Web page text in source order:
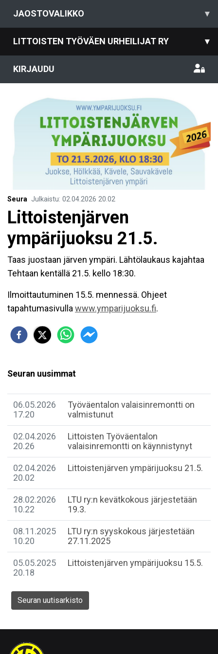
JAOSTOVALIKKO ▾
LITTOISTEN TYÖVÄEN URHEILIJAT RY ▾
KIRJAUDU
Seura Julkaistu: 02.04.2026 20.02
Littoistenjärven
ympärijuoksu 21.5.
Taas juostaan järven ympäri. Lähtölaukaus kajahtaa
Tehtaan kentällä 21.5. kello 18:30.
Ilmoittautuminen 15.5. mennessä. Ohjeet
tapahtumasivulla www.ymparijuoksu.fi.
Seuran uusimmat
06.05.2026
17.20
Työväentalon valaisinremontti on
valmistunut
02.04.2026
20.26
Littoisten Työväentalon
valaisinremontti on käynnistynyt
02.04.2026
20.02
Littoistenjärven ympärijuoksu 21.5.
28.02.2026
10.22
LTU ry:n kevätkokous järjestetään
19.3.
08.11.2025
10.20
LTU ry:n syyskokous järjestetään
27.11.2025
05.05.2025
20.18
Littoistenjärven ympärijuoksu 15.5.
Seuran uutisarkisto